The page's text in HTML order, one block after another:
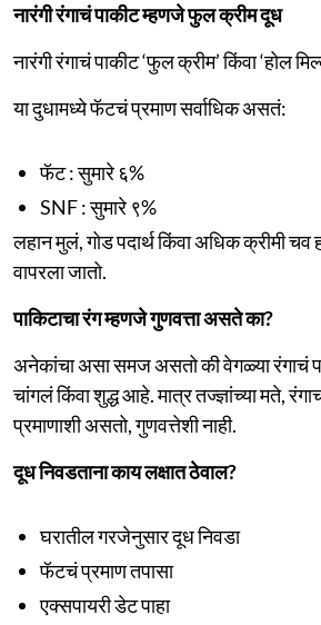
नारंगी रंगाचं पाकीट म्हणजे फुल क्रीम दूध
नारंगी रंगाचं पाकीट ‘फुल क्रीम’ किंवा ‘होल
या दुधामध्ये फॅटचं प्रमाण सर्वाधिक असतं:
फॅट : सुमारे ६%
SNF : सुमारे ९%
लहान मुलं, गोड पदार्थ किंवा अधिक क्रीमी चव
वापरला जातो.
पाकिटाचा रंग म्हणजे गुणवत्ता असते का?
अनेकांचा असा समज असतो की वेगळ्या रंगाचं
चांगलं किंवा शुद्ध आहे. मात्र तज्ज्ञांच्या मते,
प्रमाणाशी असतो, गुणवत्तेशी नाही.
दूध निवडताना काय लक्षात ठेवाल?
घरातील गरजेनुसार दूध निवडा
फॅटचं प्रमाण तपासा
एक्सपायरी डेट पाहा